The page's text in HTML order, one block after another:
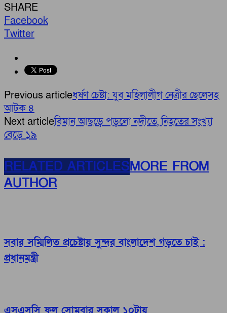
SHARE
Facebook
Twitter
Previous articleধর্ষণ চেষ্টা: যুব মহিলালীগ নেত্রীর ছেলেসহ
আটক ৪
Next articleবিমান আছড়ে পড়লো নদীতে, নিহতের সংখ্যা
বেড়ে ১৯
RELATED ARTICLESMORE FROM
AUTHOR
সবার সম্মিলিত প্রচেষ্টায় সুন্দর বাংলাদেশ গড়তে চাই :
প্রধানমন্ত্রী